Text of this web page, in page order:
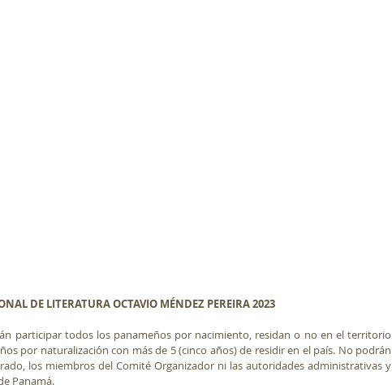
DE LITERATURA OCTAVIO MÉNDEZ PEREIRA 2023
participar todos los panameños por nacimiento, residan o no en el territorio
por naturalización con más de 5 (cinco años) de residir en el país. No podrán
los miembros del Comité Organizador ni las autoridades administrativas y
Panamá.